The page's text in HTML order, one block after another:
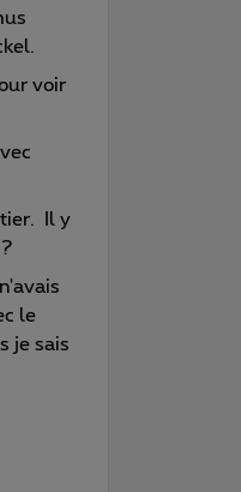
voir
Il y
le
je sais